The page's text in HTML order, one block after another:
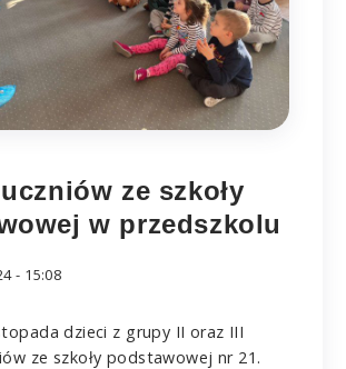
ze szkoły
w przedszkolu
- 15:08
dzieci z grupy II oraz III
ze szkoły podstawowej nr 21.